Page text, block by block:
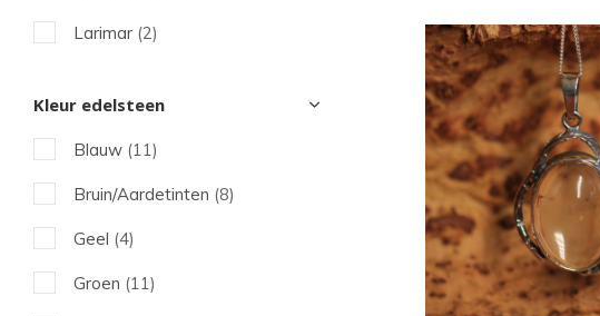
kunt
u
touch-
en
swipetekens
gebruiken.
Larimar (2)
Turkoois (3)
Kleur edelsteen
Blauw (11)
Bruin/Aardetinten (8)
Geel (4)
Groen (11)